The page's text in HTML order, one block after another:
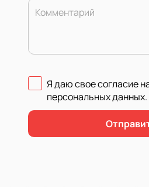
Комментарий
Я даю свое согласие
персональных данных.